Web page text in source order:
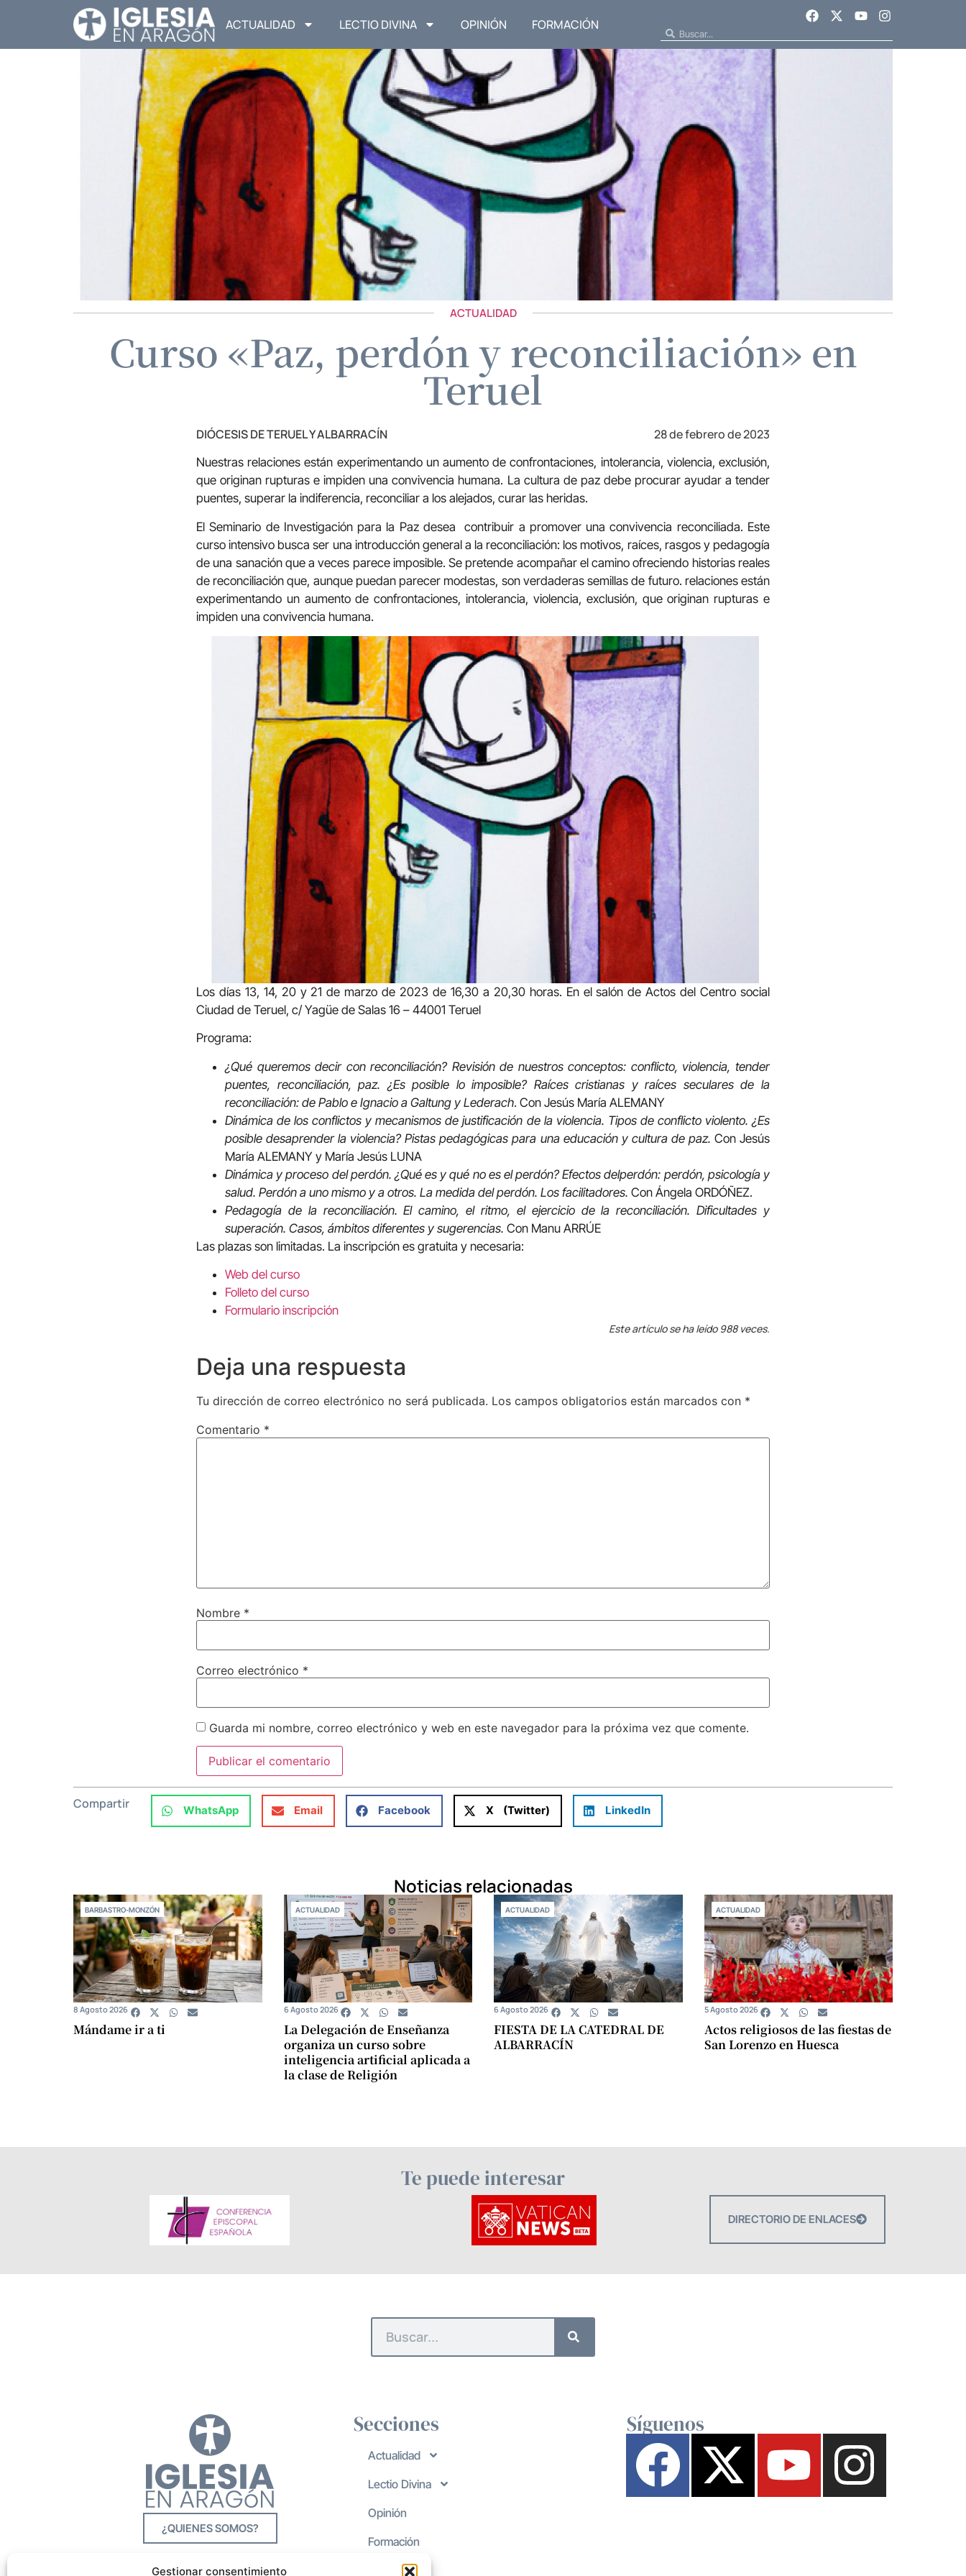
Gestionar consentimiento
ACTUALIDAD LECTIO DIVINA OPINIÓN FORMACIÓN
ACTUALIDAD
Curso «Paz, perdón y reconciliación» en
Teruel
DIÓCESIS DE TERUEL Y ALBARRACÍN 28 de febrero de 2023
Nuestras relaciones están experimentando un aumento de confrontaciones, intolerancia, violencia, exclusión,
que originan rupturas e impiden una convivencia humana. La cultura de paz debe procurar ayudar a tender
puentes, superar la indiferencia, reconciliar a los alejados, curar las heridas.
El Seminario de Investigación para la Paz desea contribuir a promover una convivencia reconciliada. Este
curso intensivo busca ser una introducción general a la reconciliación: los motivos, raíces, rasgos y pedagogía
de una sanación que a veces parece imposible. Se pretende acompañar el camino ofreciendo historias reales
de reconciliación que, aunque puedan parecer modestas, son verdaderas semillas de futuro. relaciones están
experimentando un aumento de confrontaciones, intolerancia, violencia, exclusión, que originan rupturas e
impiden una convivencia humana.
Los días 13, 14, 20 y 21 de marzo de 2023 de 16,30 a 20,30 horas. En el salón de Actos del Centro social
Ciudad de Teruel, c/ Yagüe de Salas 16 – 44001 Teruel
Programa:
¿Qué queremos decir con reconciliación? Revisión de nuestros conceptos: conflicto, violencia, tender
puentes, reconciliación, paz. ¿Es posible lo imposible? Raíces cristianas y raíces seculares de la
reconciliación: de Pablo e Ignacio a Galtung y Lederach. Con Jesús María ALEMANY
Dinámica de los conflictos y mecanismos de justificación de la violencia. Tipos de conflicto violento. ¿Es
posible desaprender la violencia? Pistas pedagógicas para una educación y cultura de paz. Con Jesús
María ALEMANY y María Jesús LUNA
Dinámica y proceso del perdón. ¿Qué es y qué no es el perdón? Efectos delperdón: perdón, psicología y
salud. Perdón a uno mismo y a otros. La medida del perdón. Los facilitadores. Con Ángela ORDÓÑEZ.
Pedagogía de la reconciliación. El camino, el ritmo, el ejercicio de la reconciliación. Dificultades y
superación. Casos, ámbitos diferentes y sugerencias. Con Manu ARRÚE
Las plazas son limitadas. La inscripción es gratuita y necesaria:
Web del curso
Folleto del curso
Formulario inscripción
Este artículo se ha leído 988 veces.
Deja una respuesta
Tu dirección de correo electrónico no será publicada. Los campos obligatorios están marcados con *
Comentario *
Nombre *
Correo electrónico *
Guarda mi nombre, correo electrónico y web en este navegador para la próxima vez que comente.
Compartir WhatsApp Email Facebook X (Twitter) LinkedIn
Noticias relacionadas
BARBASTRO-MONZÓN
Mándame ir a ti
8 Agosto 2026
ACTUALIDAD
La Delegación de Enseñanza
organiza un curso sobre
inteligencia artificial aplicada a
la clase de Religión
6 Agosto 2026
ACTUALIDAD
FIESTA DE LA CATEDRAL DE
ALBARRACÍN
6 Agosto 2026
ACTUALIDAD
Actos religiosos de las fiestas de
San Lorenzo en Huesca
5 Agosto 2026
Te puede interesar
DIRECTORIO DE ENLACES
¿QUIENES SOMOS?
Secciones
Actualidad
Lectio Divina
Opinión
Formación
Síguenos